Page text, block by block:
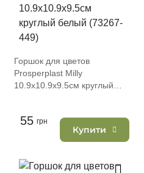
Горшок для цветов
Prosperplast Milly
10.9х10.9х9.5см круглый
55 грн
Купити